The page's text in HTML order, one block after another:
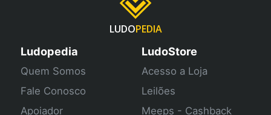
LUDOPEDIA
Ludopedia
Quem Somos
Fale Conosco
Apoiador
LudoStore
Acesso a Loja
Leilões
Meeps - Cashback